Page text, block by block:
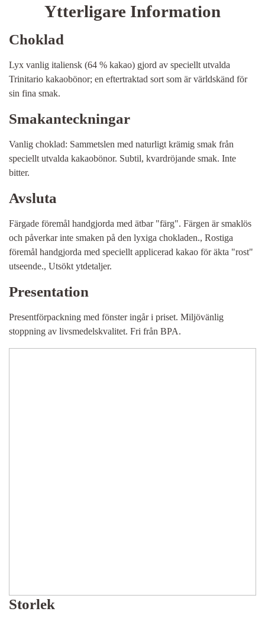
Ytterligare Information
Choklad
Lyx vanlig italiensk (64 % kakao) gjord av speciellt utvalda
Trinitario kakaobönor; en eftertraktad sort som är världskänd för
sin fina smak.
Smakanteckningar
Vanlig choklad: Sammetslen med naturligt krämig smak från
speciellt utvalda kakaobönor. Subtil, kvardröjande smak. Inte
bitter.
Avsluta
Färgade föremål handgjorda med ätbar "färg". Färgen är smaklös
och påverkar inte smaken på den lyxiga chokladen., Rostiga
föremål handgjorda med speciellt applicerad kakao för äkta "rost"
utseende., Utsökt ytdetaljer.
Presentation
Presentförpackning med fönster ingår i priset. Miljövänlig
stoppning av livsmedelskvalitet. Fri från BPA.
Storlek